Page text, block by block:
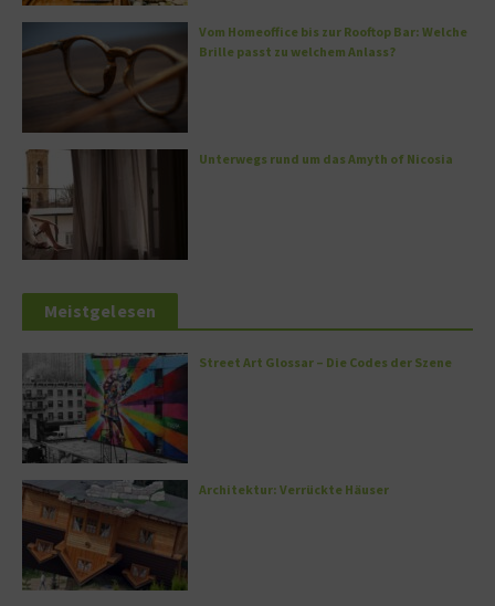
Vom Homeoffice bis zur Rooftop Bar: Welche
Brille passt zu welchem Anlass?
Unterwegs rund um das Amyth of Nicosia
Meistgelesen
Street Art Glossar – Die Codes der Szene
Architektur: Verrückte Häuser